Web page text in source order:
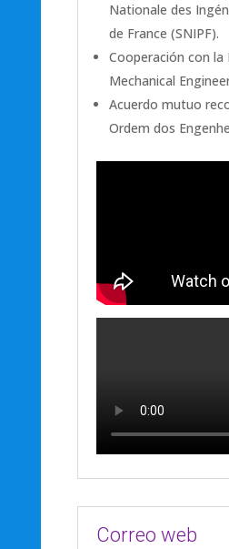
Nationale des
de France (SNIPF).
Cooperación con
Mechanical
Acuerdo mutuo
Ordem dos
Correo web